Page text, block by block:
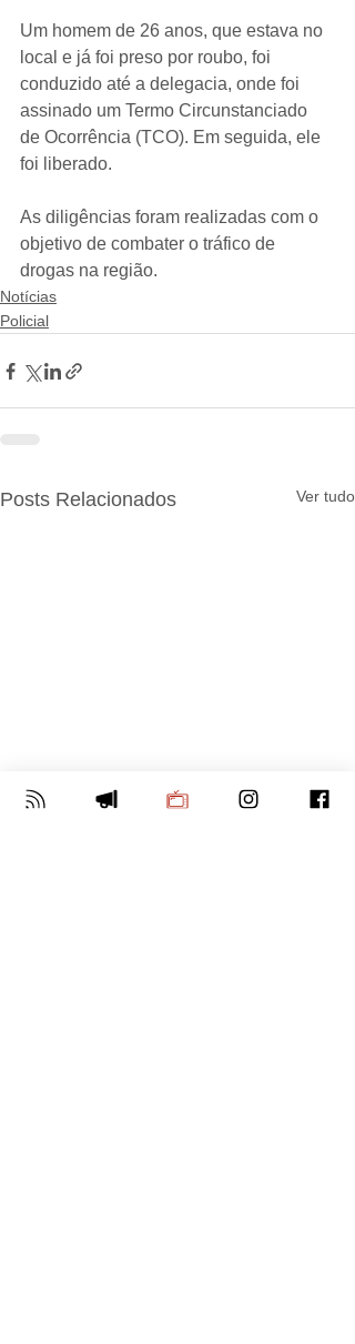
Um homem de 26 anos, que estava no
local e já foi preso por roubo, foi
conduzido até a delegacia, onde foi
assinado um Termo Circunstanciado
de Ocorrência (TCO). Em seguida, ele
foi liberado.
As diligências foram realizadas com o
objetivo de combater o tráfico de
drogas na região.
Notícias
Policial
Posts Relacionados Ver tudo